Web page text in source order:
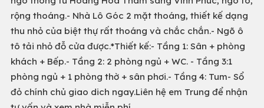
rộng thoáng.- Nhà Lô Góc 2 mặt thoáng, thiết kế dạng
thu nhỏ của biệt thự rất thoáng và chắc chắn.- Ngõ ô
tô tải nhỏ đỗ cửa được.*Thiết kế:- Tầng 1: Sân + phòng
khách + Bếp.- Tầng 2: 2 phòng ngủ + WC. - Tầng 3:1
phòng ngủ + 1 phòng thờ + sân phơi.- Tầng 4: Tum- Sổ
đỏ chính chủ giao dich ngay.Liên hệ em Trung để nhận